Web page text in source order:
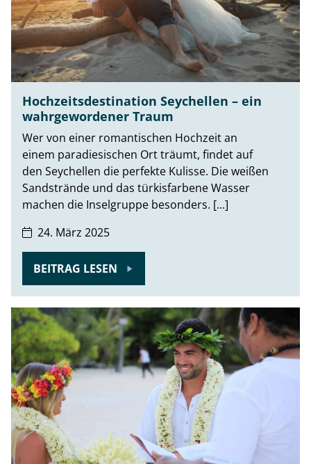
Hochzeitsdestination Seychellen – ein
wahrgewordener Traum
Wer von einer romantischen Hochzeit an
einem paradiesischen Ort träumt, findet auf
den Seychellen die perfekte Kulisse. Die weißen
Sandstrände und das türkisfarbene Wasser
machen die Inselgruppe besonders. [...]
24. März 2025
BEITRAG LESEN